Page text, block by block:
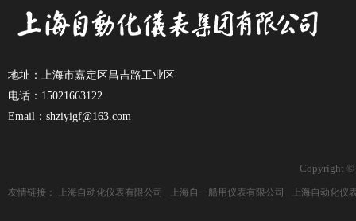
地址：上海市嘉定区昌吉路工业区
电话：15021663122
Email：shziyigf@163.com
Copyright ©
友情链接： 上海自动化仪表有限公司 上海自一船用仪表有限公司 上海自动化仪